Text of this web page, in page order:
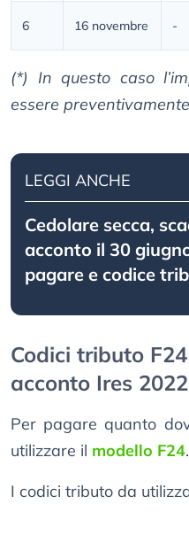
6 16 novembre -
(*) In questo caso
essere
LEGGI ANCHE
Cedolare secca,
acconto il 30
pagare e codice
Codici tributo
acconto Ires 2022
Per pagare quanto
utilizzare il modello F24.
I codici tributo da